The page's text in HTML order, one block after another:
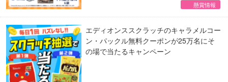
懸賞情報
エディオンススクラッチのキャラメルコー
ン・パックル無料クーポンが25万名にそ
の場で当たるキャンペーン